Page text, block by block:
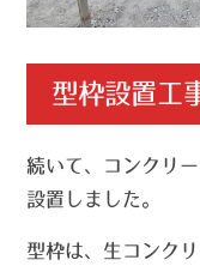
型枠設置工
続いて、コンクリ
設置しました。
型枠は、生コンク